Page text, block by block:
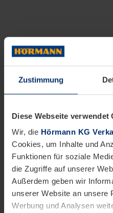
Zustimmung
Diese Webseite verwendet
Wir, die Hörmann KG
Cookies, um Inhalte und
Funktionen für soziale
die Zugriffe auf unserer
Außerdem geben wir
unserer Website an unsere
Werbung und Analysen